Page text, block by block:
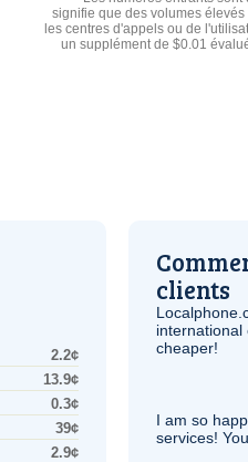
signifie que des volumes
les centres d'appels ou de
un supplément de $0.01
2.2¢
13.9¢
0.3¢
39¢
2.9¢
clients
international
cheaper!
I am so
services!